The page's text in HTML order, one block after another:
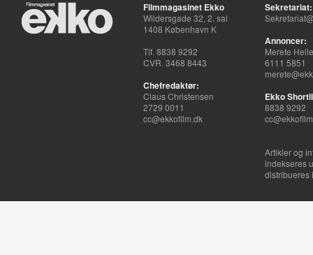
Filmmagasinet Ekko
Wildersgade 32, 2. sal
1408 København K
Tlf. 8838 9292
CVR. 3468 8443
Chefredaktør:
Claus Christensen
2729 0011
cc@ekkofilm.dk
Sekretariat:
Annoncer:
Merete
6111 5851
Ekko
8838 9292
Artikler og
indekseres
distribueres